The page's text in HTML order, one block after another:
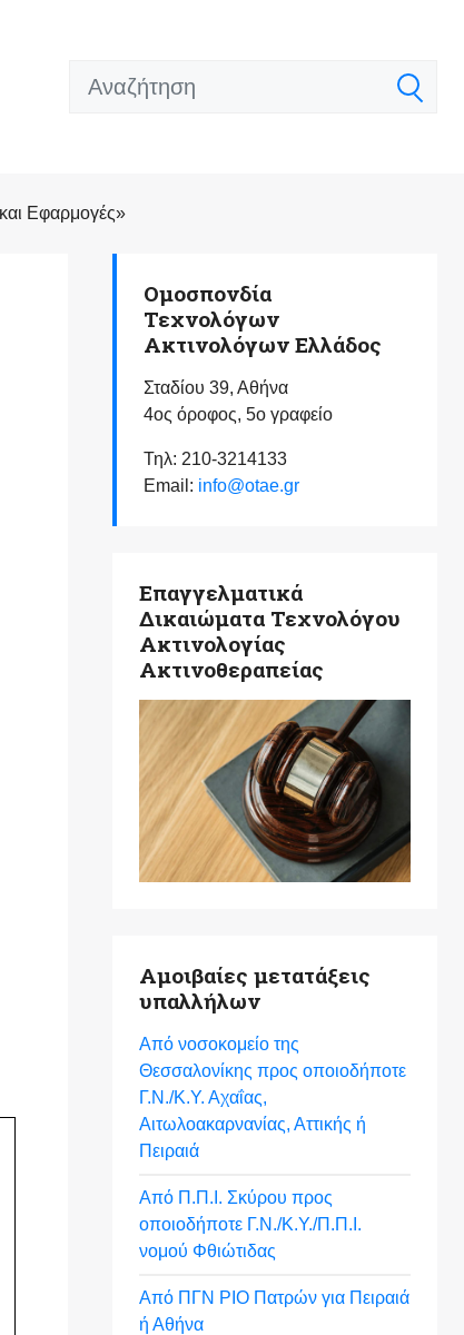
Εφαρμογές»
Ομοσπονδία
Τεχνολόγων
Ακτινολόγων Ελλάδος
Σταδίου 39, Αθήνα
4ος όροφος, 5ο γραφείο
Τηλ: 210-3214133
Email: info@otae.gr
Επαγγελματικά
Δικαιώματα Τεχνολόγου
Ακτινολογίας
Ακτινοθεραπείας
Αμοιβαίες μετατάξεις
υπαλλήλων
Από νοσοκομείο της
Θεσσαλονίκης προς οποιοδήποτε
Γ.Ν./Κ.Υ. Αχαΐας,
Αιτωλοακαρνανίας, Αττικής ή
Πειραιά
Από Π.Π.Ι. Σκύρου προς
οποιοδήποτε Γ.Ν./Κ.Υ./Π.Π.Ι.
νομού Φθιώτιδας
Από ΠΓΝ ΡΙΟ Πατρών για Πειραιά
ή Αθήνα